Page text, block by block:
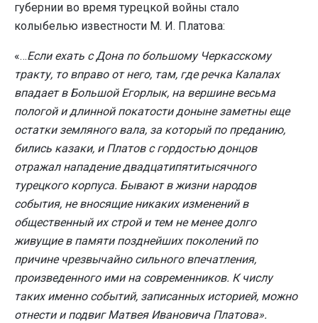
губернии во время турецкой войны стало
колыбелью известности М. И. Платова:
«…Если ехать с Дона по большому Черкасскому
тракту, то вправо от него, там, где речка Калалах
впадает в Большой Егорлык, на вершине весьма
пологой и длинной покатости доныне заметны еще
остатки земляного вала, за который по преданию,
бились казаки, и Платов с гордостью донцов
отражал нападение двадцатипятитысячного
турецкого корпуса. Бывают в жизни народов
события, не вносящие никаких изменений в
общественный их строй и тем не менее долго
живущие в памяти позднейших поколений по
причине чрезвычайно сильного впечатления,
произведенного ими на современников. К числу
таких именно событий, записанных историей, можно
отнести и подвиг Матвея Ивановича Платова».